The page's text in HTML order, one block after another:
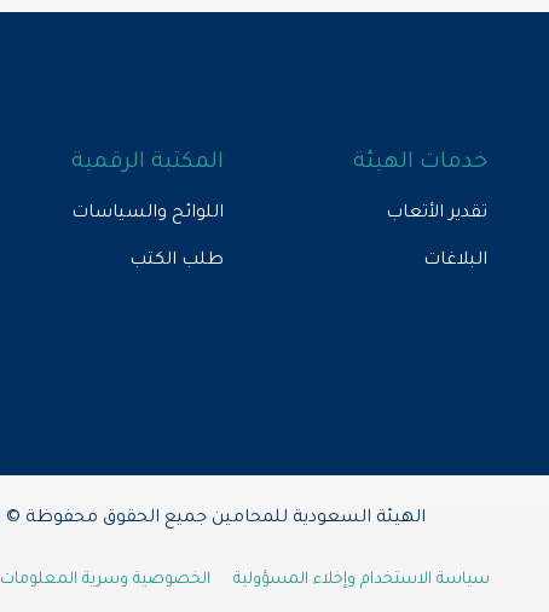
خدمات الهيئة
تقدير الأتعاب
البلاغات
المكتبة الرقمية
اللوائح والسياسات
طلب الكتب
الهيئة السعودية للمحامين جميع الحقوق محفوظة © 2026
سياسة الاستخدام وإخلاء المسؤولية الخصوصية وسرية المعلومات